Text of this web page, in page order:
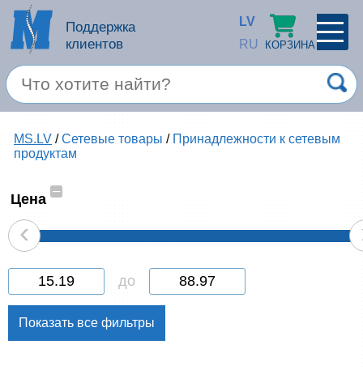
Поддержка
клиентов
LV
RU
КОРЗИНА
×
Войти
Запомнить
Спец. предложение
Компьютерные аксессуары
Товары для офиса
MS.LV /Сетевые товары / Принадлежности к сетевым
продуктам
Цена
–
‹
до